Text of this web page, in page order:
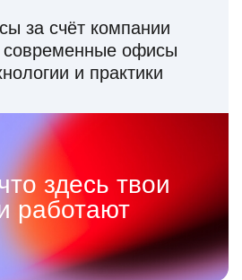
за счёт компании
офисы
и практики
здесь твои
работают